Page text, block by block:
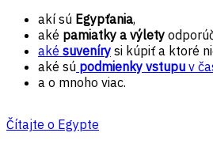
akí sú Egypťania,
aké pamiatky a výlety
aké suveníry si kúpiť a ktoré
aké sú podmienky vstupu v
a o mnoho viac.
Čítajte o Egypte